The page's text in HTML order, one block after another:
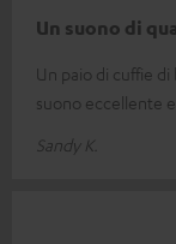
Un suono di
Un paio di cuffie
suono eccellente
Sandy K.